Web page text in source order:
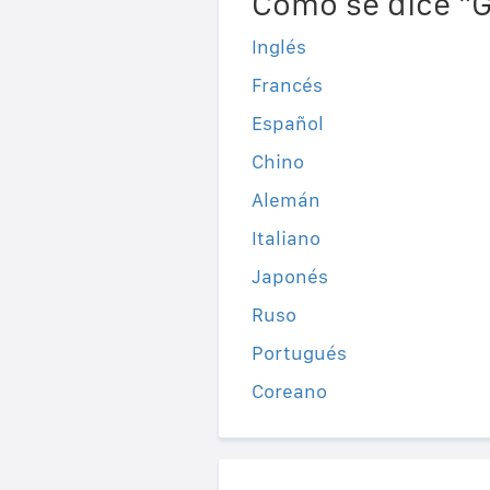
Inglés
Francés
Español
Chino
Alemán
Italiano
Japonés
Ruso
Portugués
Coreano